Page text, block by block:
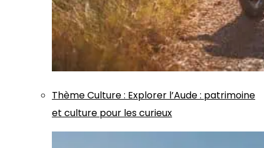
ThèmeCulture: Explorer l’Aude : patrimoine
et culture pour les curieux